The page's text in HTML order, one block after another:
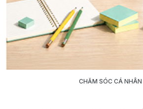
CHĂM SÓC CÁ NHÂN